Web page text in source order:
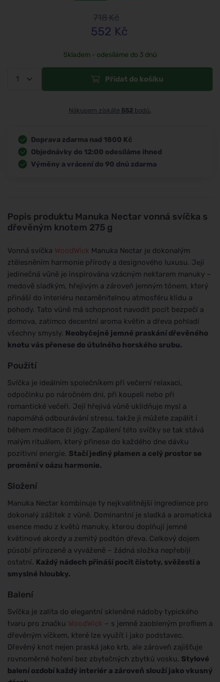
Popis produktu Manuka Nectar vonná svíčka s
dřevěným knotem 275 g
Vonná svíčka WoodWick Manuka Nectar je dokonalým
ztělesněním harmonie přírody a designového luxusu. Její
jedinečná vůně je inspirována vzácným nektarem manuky –
medově sladkým, hřejivým a zároveň jemným tónem, který
přináší do interiéru nezaměnitelnou atmosféru klidu a
pohody. Tato vůně má schopnost navodit pocit bezpečí a
domova, zatímco decentní aroma květin a dřeva pohladí
všechny smysly. Neobyčejně jemné praskání dřevěného
knotu vás přenese do útulného horského srubu.
Použití
Svíčka je ideálním společníkem při večerní relaxaci,
odpočinku po náročném dni, při koupeli nebo při
romantické večeři. Její hřejivá vůně uklidňuje mysl a
napomáhá odbourávání stresu, takže ji můžete zapálit i
během meditace či jógy. Zapálení této svíčky se tak stává
malým rituálem, který přinese do každého dne dávku
pozitivní energie. Stačí jediný plamen a celý prostor se
promění v oázu harmonie.
Složení
Manuka Nectar kombinuje ty nejkvalitnější ingredience pro
dokonalý zážitek z vůně. Dominantní je sladká a aromatická
esence medu z květů manuky, kterou doplňují jemné
květinové akordy a zemitý podtón dřeva. Celkový dojem
působí přirozeně a vyváženě – žádná složka nepřebíjí
ostatní. Každý nádech přináší pocit čistoty, svěžesti a
smyslné hloubky.
Balení
Svíčka je zalita do elegantní skleněné nádoby typického
tvaru pro značku WoodWick – s jemně zaobleným profilem a
dřevěným víčkem, které lze využít i jako podstavec.
Dřevěný knot nejen praská jako krb, ale zároveň zajišťuje
rovnoměrné hoření bez zbytečných zbytků vosku. Stylové
balení ozdobí každý interiér a zároveň slouží jako vkusný
718Kč
552 Kč
Skladem - odesíláme do 3 dnů
Přidat do košíku
Nákupem získáte 552 bodů.
Doprava zdarma nad 1800 Kč
Objednávky do 12:00 odesíláme ihned
Výměny a vrácení do 90 dnů zdarma